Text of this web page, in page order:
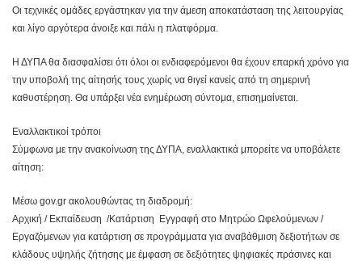
Οι τεχνικές ομάδες εργάστηκαν για την άμεση αποκατάσταση της λειτουργίας
και λίγο αργότερα άνοιξε και πάλι η πλατφόρμα.
Η ΔΥΠΑ θα διασφαλίσει ότι όλοι οι ενδιαφερόμενοι θα έχουν επαρκή χρόνο για
την υποβολή της αίτησής τους χωρίς να θιγεί κανείς από τη σημερινή
καθυστέρηση. Θα υπάρξει νέα ενημέρωση σύντομα, επισημαίνεται.
Εναλλακτικοί τρόποι
Σύμφωνα με την ανακοίνωση της ΔΥΠΑ, εναλλακτικά μπορείτε να υποβάλετε
αίτηση:
Μέσω gov.gr ακολουθώντας τη διαδρομή:
Αρχική / Εκπαίδευση /Κατάρτιση Εγγραφή στο Μητρώο Ωφελούμενων /
Εργαζόμενων για κατάρτιση σε προγράμματα για αναβάθμιση δεξιοτήτων σε
κλάδους υψηλής ζήτησης με έμφαση σε δεξιότητες ψηφιακές πράσινες και